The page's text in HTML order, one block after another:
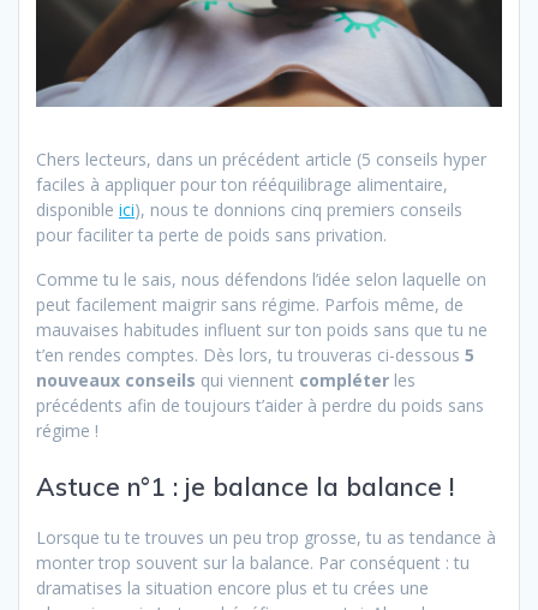
Chers lecteurs, dans un précédent article (5 conseils hyper
faciles à appliquer pour ton rééquilibrage alimentaire,
disponible ici), nous te donnions cinq premiers conseils
pour faciliter ta perte de poids sans privation.
Comme tu le sais, nous défendons l’idée selon laquelle on
peut facilement maigrir sans régime. Parfois même, de
mauvaises habitudes influent sur ton poids sans que tu ne
t’en rendes comptes. Dès lors, tu trouveras ci-dessous 5
nouveaux conseils qui viennent compléter les
précédents afin de toujours t’aider à perdre du poids sans
régime !
Astuce n°1 : je balance la balance !
Lorsque tu te trouves un peu trop grosse, tu as tendance à
monter trop souvent sur la balance. Par conséquent : tu
dramatises la situation encore plus et tu crées une